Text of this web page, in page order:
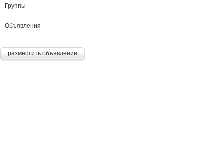
Группы
Объявления
разместить объявление